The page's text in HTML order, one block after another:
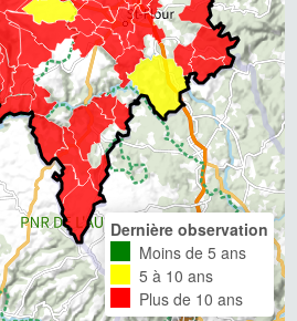
Dernière observation
Moins de 5 ans
5 à 10 ans
Plus de 10 ans